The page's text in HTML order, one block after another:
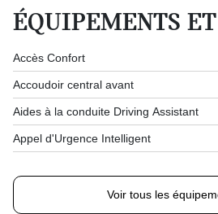
ÉQUIPEMENTS
Accès Confort
Accoudoir central avant
Aides à la conduite Driving Assistant
Appel d'Urgence Intelligent
Voir tous les